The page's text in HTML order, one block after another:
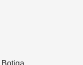
Botiga